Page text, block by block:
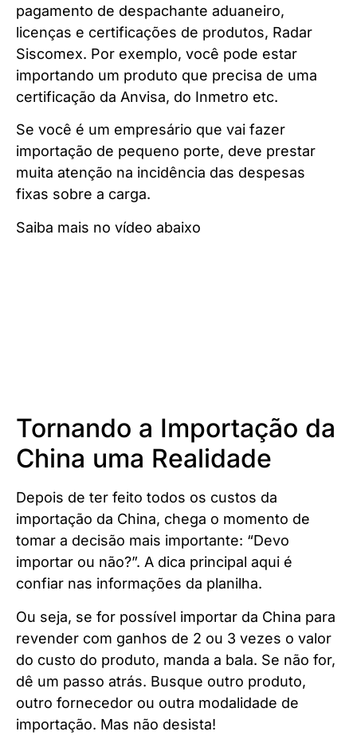
pagamento de despachante aduaneiro,
licenças e certificações de produtos, Radar
Siscomex. Por exemplo, você pode estar
importando um produto que precisa de uma
certificação da Anvisa, do Inmetro etc.
Se você é um empresário que vai fazer
importação de pequeno porte, deve prestar
muita atenção na incidência das despesas
fixas sobre a carga.
Saiba mais no vídeo abaixo
Tornando a Importação da
China uma Realidade
Depois de ter feito todos os custos da
importação da China, chega o momento de
tomar a decisão mais importante: “Devo
importar ou não?”. A dica principal aqui é
confiar nas informações da planilha.
Ou seja, se for possível importar da China para
revender com ganhos de 2 ou 3 vezes o valor
do custo do produto, manda a bala. Se não for,
dê um passo atrás. Busque outro produto,
outro fornecedor ou outra modalidade de
importação. Mas não desista!